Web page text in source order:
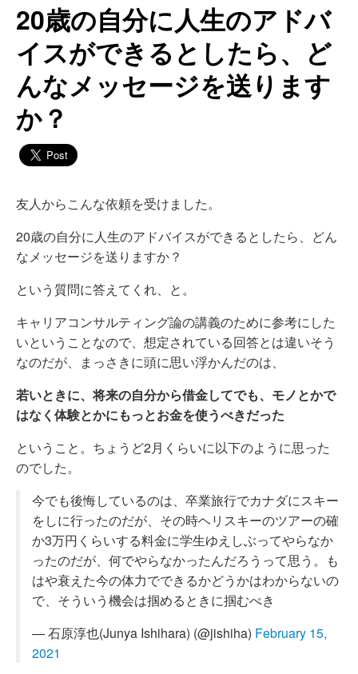
20歳の自分に人生のアドバ
イスができるとしたら、ど
んなメッセージを送ります
か？
友人からこんな依頼を受けました。
20歳の自分に人生のアドバイスができるとしたら、どん
なメッセージを送りますか？
という質問に答えてくれ、と。
キャリアコンサルティング論の講義のために参考にした
いということなので、想定されている回答とは違いそう
なのだが、まっさきに頭に思い浮かんだのは、
若いときに、将来の自分から借金してでも、モノとかで
はなく体験とかにもっとお金を使うべきだった
ということ。ちょうど2月くらいに以下のように思った
のでした。
今でも後悔しているのは、卒業旅行でカナダにスキー
をしに行ったのだが、その時ヘリスキーのツアーの確
か3万円くらいする料金に学生ゆえしぶってやらなか
ったのだが、何でやらなかったんだろうって思う。も
はや衰えた今の体力でできるかどうかはわからないの
で、そういう機会は掴めるときに掴むべき
— 石原淳也(Junya Ishihara) (@jishiha) February 15,
2021